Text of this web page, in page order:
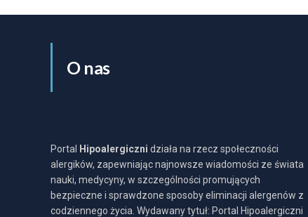
O nas
Portal Hipoalergiczni działa na rzecz społeczności
alergików, zapewniając najnowsze wiadomości ze świata
nauki, medycyny, w szczególności promujących
bezpieczne i sprawdzone sposoby eliminacji alergenów z
codziennego życia. Wydawany tytuł: Portal Hipoalergiczni